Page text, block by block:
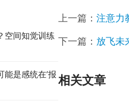
上一篇： 注意力
下一篇： 放飞未
相关文章
空间知觉训练
是感统在’报